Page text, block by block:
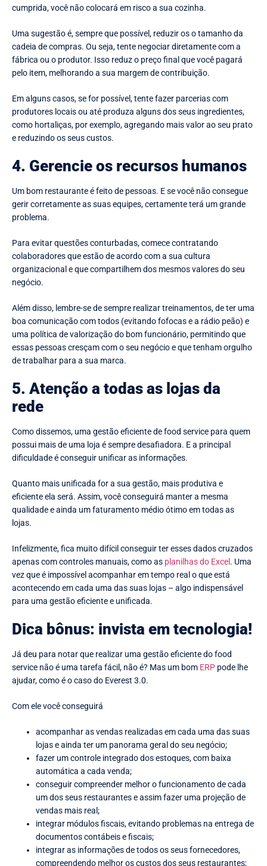
cumprida, você não colocará em risco a sua cozinha.
Uma sugestão é, sempre que possível, reduzir os o tamanho da
cadeia de compras. Ou seja, tente negociar diretamente com a
fábrica ou o produtor. Isso reduz o preço final que você pagará
pelo item, melhorando a sua margem de contribuição.
Em alguns casos, se for possível, tente fazer parcerias com
produtores locais ou até produza alguns dos seus ingredientes,
como hortaliças, por exemplo, agregando mais valor ao seu prato
e reduzindo os seus custos.
4. Gerencie os recursos humanos
Um bom restaurante é feito de pessoas. E se você não consegue
gerir corretamente as suas equipes, certamente terá um grande
problema.
Para evitar questões conturbadas, comece contratando
colaboradores que estão de acordo com a sua cultura
organizacional e que compartilhem dos mesmos valores do seu
negócio.
Além disso, lembre-se de sempre realizar treinamentos, de ter uma
boa comunicação com todos (evitando fofocas e a rádio peão) e
uma política de valorização do bom funcionário, permitindo que
essas pessoas cresçam com o seu negócio e que tenham orgulho
de trabalhar para a sua marca.
5. Atenção a todas as lojas da
rede
Como dissemos, uma gestão eficiente de food service para quem
possui mais de uma loja é sempre desafiadora. E a principal
dificuldade é conseguir unificar as informações.
Quanto mais unificada for a sua gestão, mais produtiva e
eficiente ela será. Assim, você conseguirá manter a mesma
qualidade e ainda um faturamento médio ótimo em todas as
lojas.
Infelizmente, fica muito difícil conseguir ter esses dados cruzados
apenas com controles manuais, como as planilhas do Excel . Uma
vez que é impossível acompanhar em tempo real o que está
acontecendo em cada uma das suas lojas – algo indispensável
para uma gestão eficiente e unificada.
Dica bônus: invista em tecnologia!
Já deu para notar que realizar uma gestão eficiente do food
service não é uma tarefa fácil, não é? Mas um bom ERP pode lhe
ajudar, como é o caso do Everest 3.0.
Com ele você conseguirá
acompanhar as vendas realizadas em cada uma das suas
lojas e ainda ter um panorama geral do seu negócio;
fazer um controle integrado dos estoques, com baixa
automática a cada venda;
conseguir compreender melhor o funcionamento de cada
um dos seus restaurantes e assim fazer uma projeção de
vendas mais real;
integrar módulos fiscais, evitando problemas na entrega de
documentos contábeis e fiscais;
integrar as informações de todos os seus fornecedores,
compreendendo melhor os custos dos seus restaurantes;